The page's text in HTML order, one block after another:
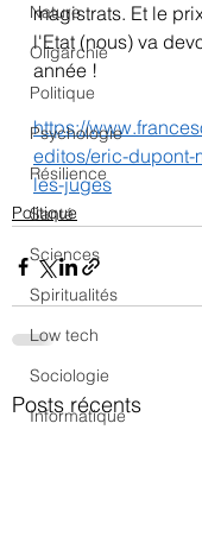
Nature
Oligarchie
Politique
Psychologie
Résilience
Santé
Sciences
Spiritualités
Low tech
Sociologie
Informatique
magistrats. Et le
l'Etat (nous) va
année !
https://
editos/eric-dupont-
les-juges
Politique
Posts récents